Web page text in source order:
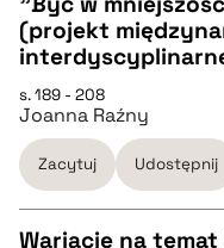
pobierz cytat
CZYSTY TEKST
pobierz cytat
BIBTEX
(projekt
s. 189 - 208
Joanna Raźny
Zacytuj Udostępnij
Wariacje na